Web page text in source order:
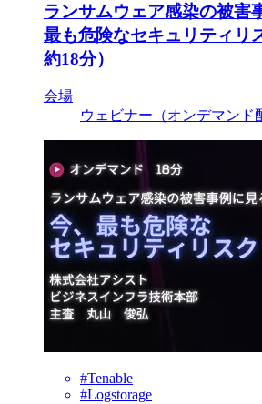
ランサムウェア感染の被害
最も危険なセキュリティリ
約18分）
会場
ウェビナー（オンデマンド
#Tenable
#Logstorage